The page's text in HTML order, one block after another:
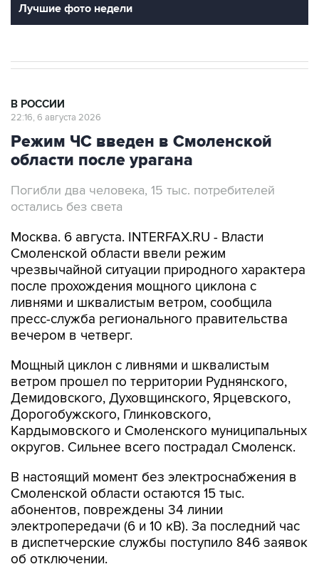
Лучшие фото недели
В РОССИИ
22:16, 6 августа 2026
Режим ЧС введен в Смоленской
области после урагана
Погибли два человека, 15 тыс. потребителей
остались без света
Москва. 6 августа. INTERFAX.RU - Власти
Смоленской области ввели режим
чрезвычайной ситуации природного характера
после прохождения мощного циклона с
ливнями и шквалистым ветром, сообщила
пресс-служба регионального правительства
вечером в четверг.
Мощный циклон с ливнями и шквалистым
ветром прошел по территории Руднянского,
Демидовского, Духовщинского, Ярцевского,
Дорогобужского, Глинковского,
Кардымовского и Смоленского муниципальных
округов. Сильнее всего пострадал Смоленск.
В настоящий момент без электроснабжения в
Смоленской области остаются 15 тыс.
абонентов, повреждены 34 линии
электропередачи (6 и 10 кВ). За последний час
в диспетчерские службы поступило 846 заявок
об отключении.